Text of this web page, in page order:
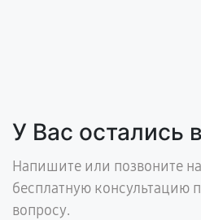
У Вас остались
Напишите или позвоните
бесплатную консультацию
вопросу.